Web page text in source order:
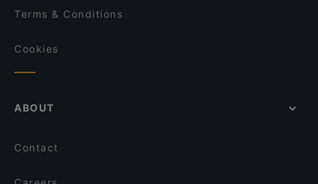
Terms & Conditions
Cookies
ABOUT
Contact